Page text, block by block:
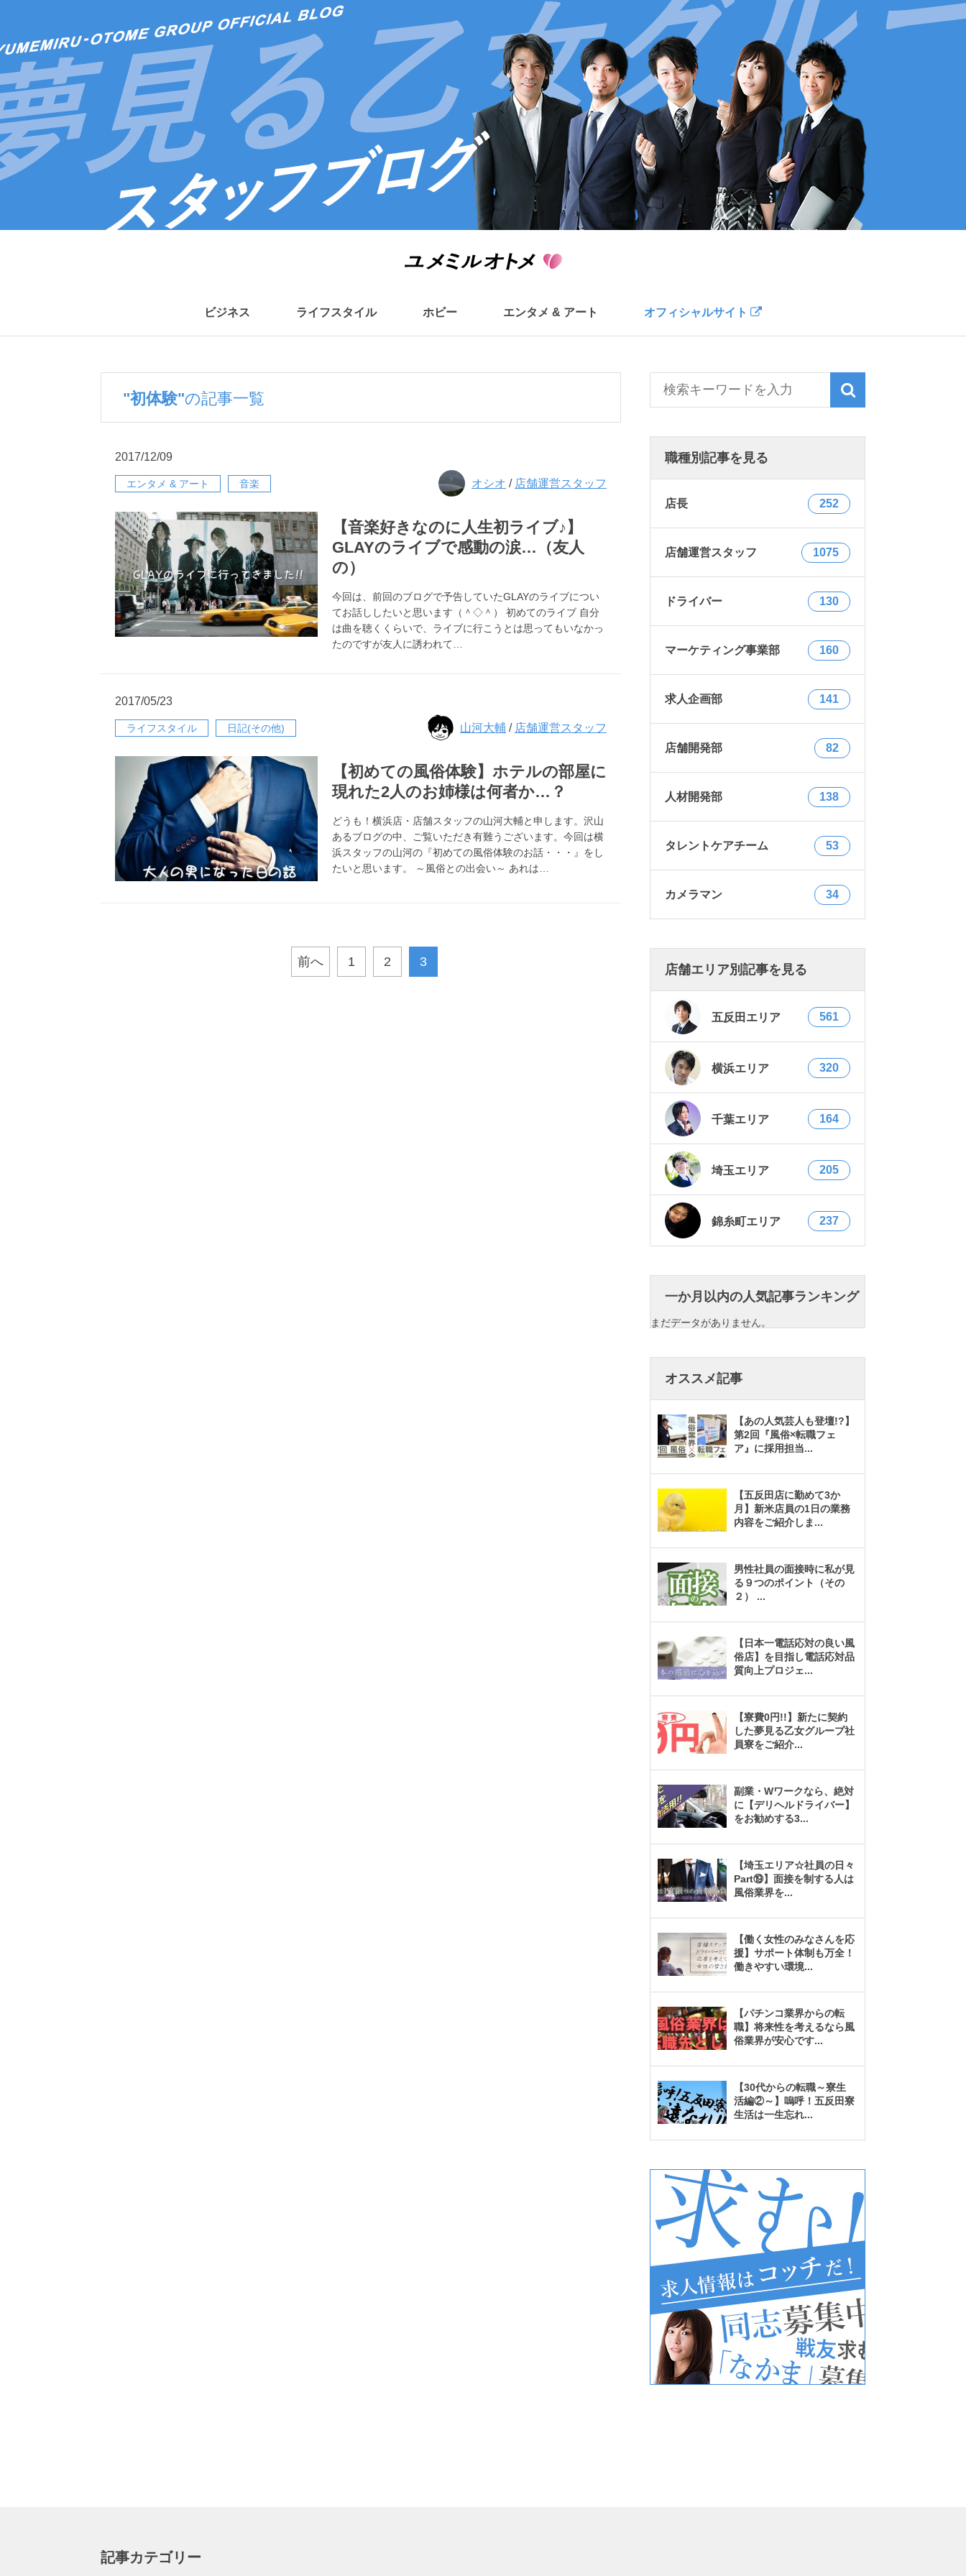
ビジネス ライフスタイル ホビー エンタメ & アート オフィシャルサイト
"初体験"の記事一覧
2017/12/09
エンタメ & アート 音楽 オシオ / 店舗運営スタッフ
【音楽好きなのに人生初ライブ♪】
GLAYのライブで感動の涙…（友人
の）
今回は、前回のブログで予告していたGLAYのライブについ
てお話ししたいと思います（＾◇＾） 初めてのライブ 自分
は曲を聴くくらいで、ライブに行こうとは思ってもいなかっ
たのですが友人に誘われて…
2017/05/23
ライフスタイル 日記(その他) 山河大輔 / 店舗運営スタッフ
【初めての風俗体験】ホテルの部屋に
現れた2人のお姉様は何者か…？
どうも！横浜店・店舗スタッフの山河大輔と申します。沢山
あるブログの中、ご覧いただき有難うございます。今回は横
浜スタッフの山河の『初めての風俗体験のお話・・・』をし
たいと思います。 ～風俗との出会い～ あれは…
前へ 1 2 3
職種別記事を見る
店長 252
店舗運営スタッフ 1075
ドライバー 130
マーケティング事業部 160
求人企画部 141
店舗開発部 82
人材開発部 138
タレントケアチーム 53
カメラマン 34
店舗エリア別記事を見る
五反田エリア 561
横浜エリア 320
千葉エリア 164
埼玉エリア 205
錦糸町エリア 237
一か月以内の人気記事ランキング
まだデータがありません。
オススメ記事
【あの人気芸人も登壇!?】
第2回『風俗×転職フェ
ア』に採用担当...
【五反田店に勤めて3か
月】新米店員の1日の業務
内容をご紹介しま ...
男性社員の面接時に私が見
る９つのポイント（その
２） ...
【日本一電話応対の良い風
俗店】を目指し電話応対品
質向上プロジェ...
【寮費0円!!】新たに契約
した夢見る乙女グループ社
員寮をご紹介...
副業・Wワークなら、絶対
に【デリヘルドライバー】
をお勧めする3...
【埼玉エリア☆社員の日々
Part⑲】面接を制する人は
風俗業界を...
【働く女性のみなさんを応
援】サポート体制も万全！
働きやすい環境...
【パチンコ業界からの転
職】将来性を考えるなら風
俗業界が安心です...
【30代からの転職～寮生
活編②～】嗚呼！五反田寮
生活は一生忘れ...
記事カテゴリー